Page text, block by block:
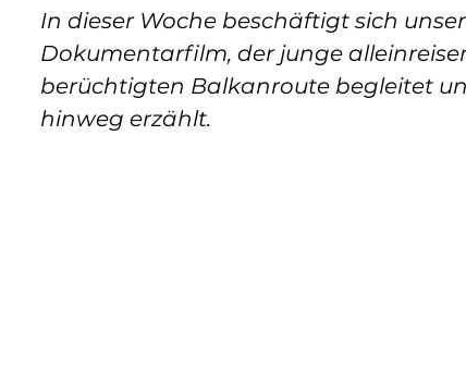
In dieser Woche beschäftigt sich
Dokumentarfilm, der junge
berüchtigten Balkanroute begleitet
hinweg erzählt.